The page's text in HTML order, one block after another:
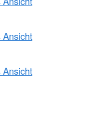
Ansicht
Ansicht